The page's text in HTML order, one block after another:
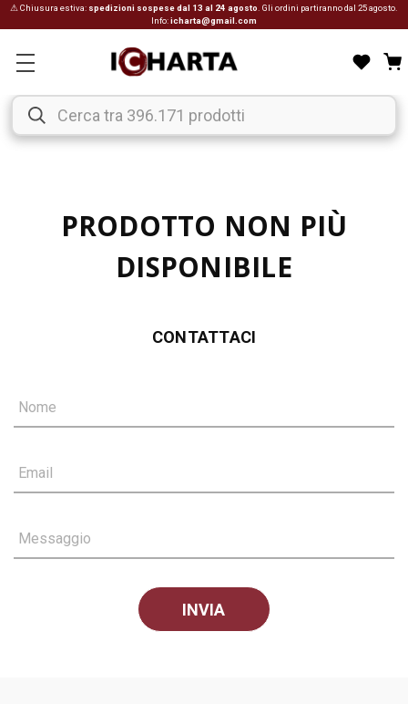
⚠ Chiusura estiva: spedizioni sospese dal 13 al 24 agosto . Gli ordini partiranno dal 25 agosto.
Info:icharta@gmail.com
PRODOTTO NON PIÙ
DISPONIBILE
CONTATTACI
Nome
Email
Messaggio